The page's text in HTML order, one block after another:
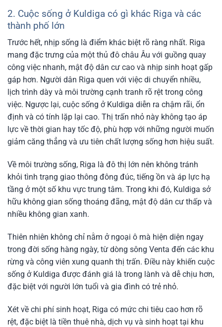
2. Cuộc sống ở Kuldiga có gì khác Riga và các
thành phố lớn
Trước hết, nhịp sống là điểm khác biệt rõ ràng nhất. Riga
mang đặc trưng của một thủ đô châu Âu với guồng quay
công việc nhanh, mật độ dân cư cao và nhịp sinh hoạt gấp
gáp hơn. Người dân Riga quen với việc di chuyển nhiều,
lịch trình dày và môi trường cạnh tranh rõ rệt trong công
việc. Ngược lại, cuộc sống ở Kuldiga diễn ra chậm rãi, ổn
định và có tính lặp lại cao. Thị trấn nhỏ này không tạo áp
lực về thời gian hay tốc độ, phù hợp với những người muốn
giảm căng thẳng và ưu tiên chất lượng sống hơn hiệu suất.
Về môi trường sống, Riga là đô thị lớn nên không tránh
khỏi tình trạng giao thông đông đúc, tiếng ồn và áp lực hạ
tầng ở một số khu vực trung tâm. Trong khi đó, Kuldiga sở
hữu không gian sống thoáng đãng, mật độ dân cư thấp và
nhiều không gian xanh.
Thiên nhiên không chỉ nằm ở ngoại ô mà hiện diện ngay
trong đời sống hàng ngày, từ dòng sông Venta đến các khu
rừng và công viên xung quanh thị trấn. Điều này khiến cuộc
sống ở Kuldiga được đánh giá là trong lành và dễ chịu hơn,
đặc biệt với người lớn tuổi và gia đình có trẻ nhỏ.
Xét về chi phí sinh hoạt, Riga có mức chi tiêu cao hơn rõ
rệt, đặc biệt là tiền thuê nhà, dịch vụ và sinh hoạt tại khu